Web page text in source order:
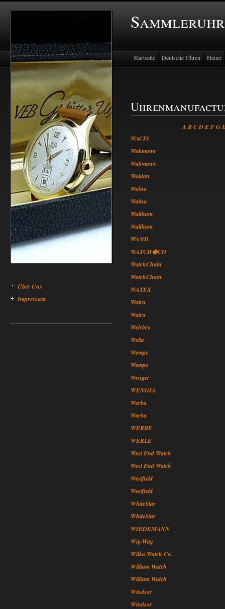
Über Uns
Impressum
Startseite Deutsche Uhren Heuer
A B CDE F G
WACIS
Wakmann
Wakmann
Waldan
Walna
Walna
Waltham
Waltham
WAND
WATCH�CO
WatchChain
WatchChain
WATEX
Watra
Watra
Welsbro
Welta
Wempe
Wempe
Wenger
WENGIA
Werba
Werba
WERBE
WERLE
West End Watch
West End Watch
Westfield
Westfield
WhiteStar
WhiteStar
WIEDEMANN
Wig-Wag
Wilka Watch Co.
William Watch
William Watch
Windsor
Windsor